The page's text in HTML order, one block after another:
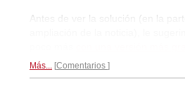
Antes de ver la solución (en la
Más... Comentarios